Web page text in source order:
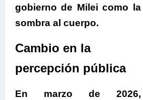
gobierno de Milei como la
sombra al cuerpo.
Cambio en la
percepción pública
En marzo de 2026,